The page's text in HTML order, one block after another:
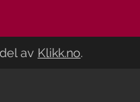
av Klikk.no.